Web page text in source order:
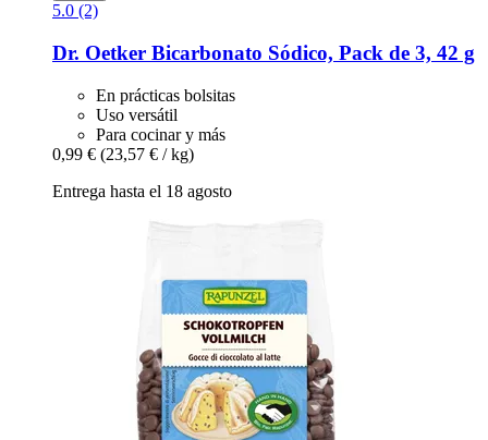
5.0 (2)
Dr. Oetker Bicarbonato Sódico, Pack de 3, 42 g
En prácticas bolsitas
Uso versátil
Para cocinar y más
0,99 € (23,57 € / kg)
Entrega hasta el 18 agosto